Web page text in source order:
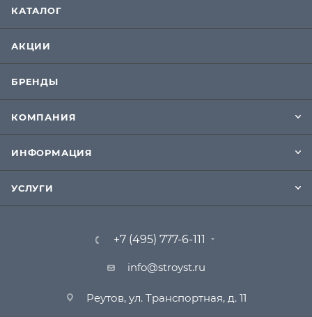
КАТАЛОГ
АКЦИИ
БРЕНДЫ
КОМПАНИЯ
ИНФОРМАЦИЯ
УСЛУГИ
+7 (495) 777-6-111
info@stroyst.ru
Реутов, ул. Транспортная, д. 11